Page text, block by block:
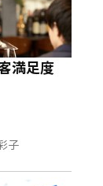
満足度
子